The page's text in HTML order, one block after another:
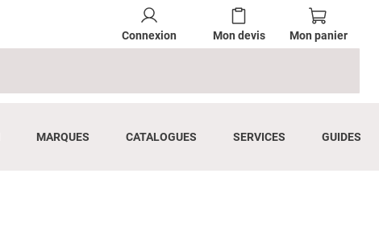
Connexion Mon devis Mon panier
MARQUES CATALOGUES SERVICES GUIDES